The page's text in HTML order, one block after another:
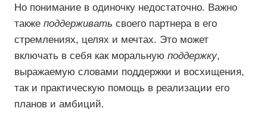
Но понимание в одиночку недостаточно. Важно
также поддерживать своего партнера в его
стремлениях, целях и мечтах. Это может
включать в себя как моральную поддержку,
выражаемую словами поддержки и восхищения,
так и практическую помощь в реализации его
планов и амбиций.